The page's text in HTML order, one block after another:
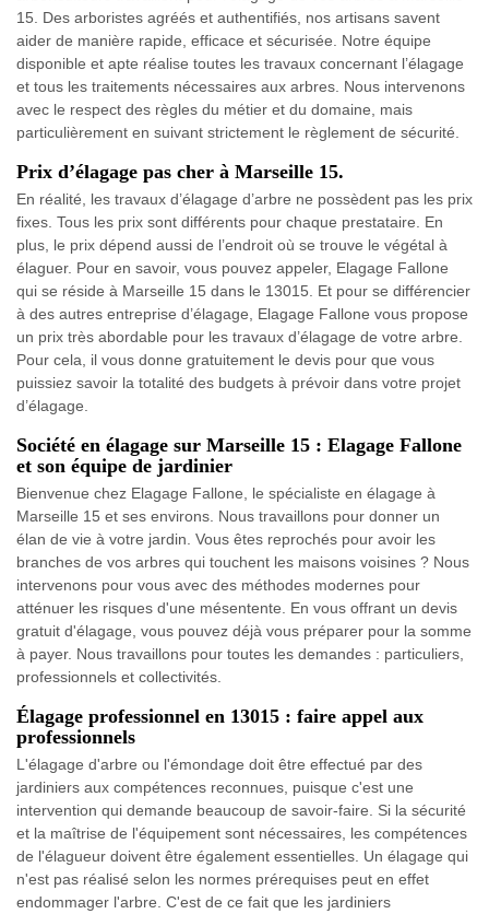
15. Des arboristes agréés et authentifiés, nos artisans savent
aider de manière rapide, efficace et sécurisée. Notre équipe
disponible et apte réalise toutes les travaux concernant l’élagage
et tous les traitements nécessaires aux arbres. Nous intervenons
avec le respect des règles du métier et du domaine, mais
particulièrement en suivant strictement le règlement de sécurité.
Prix d’élagage pas cher à Marseille 15.
En réalité, les travaux d’élagage d’arbre ne possèdent pas les prix
fixes. Tous les prix sont différents pour chaque prestataire. En
plus, le prix dépend aussi de l’endroit où se trouve le végétal à
élaguer. Pour en savoir, vous pouvez appeler, Elagage Fallone
qui se réside à Marseille 15 dans le 13015. Et pour se différencier
à des autres entreprise d’élagage, Elagage Fallone vous propose
un prix très abordable pour les travaux d’élagage de votre arbre.
Pour cela, il vous donne gratuitement le devis pour que vous
puissiez savoir la totalité des budgets à prévoir dans votre projet
d’élagage.
Société en élagage sur Marseille 15 : Elagage Fallone
et son équipe de jardinier
Bienvenue chez Elagage Fallone, le spécialiste en élagage à
Marseille 15 et ses environs. Nous travaillons pour donner un
élan de vie à votre jardin. Vous êtes reprochés pour avoir les
branches de vos arbres qui touchent les maisons voisines ? Nous
intervenons pour vous avec des méthodes modernes pour
atténuer les risques d'une mésentente. En vous offrant un devis
gratuit d'élagage, vous pouvez déjà vous préparer pour la somme
à payer. Nous travaillons pour toutes les demandes : particuliers,
professionnels et collectivités.
Élagage professionnel en 13015 : faire appel aux
professionnels
L'élagage d'arbre ou l'émondage doit être effectué par des
jardiniers aux compétences reconnues, puisque c'est une
intervention qui demande beaucoup de savoir-faire. Si la sécurité
et la maîtrise de l'équipement sont nécessaires, les compétences
de l'élagueur doivent être également essentielles. Un élagage qui
n'est pas réalisé selon les normes prérequises peut en effet
endommager l'arbre. C'est de ce fait que les jardiniers